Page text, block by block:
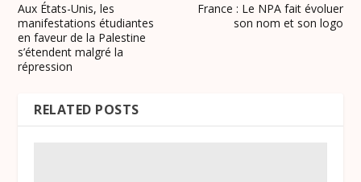
Aux États-Unis, les
manifestations étudiantes
en faveur de la Palestine
s’étendent malgré la
répression
France : Le NPA fait évoluer
son nom et son logo
RELATED POSTS